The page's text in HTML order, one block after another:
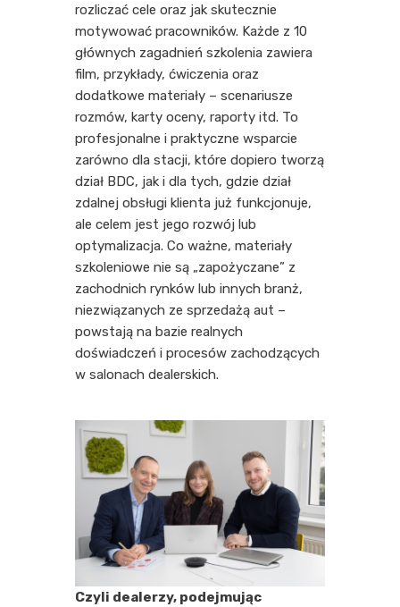
rozliczać cele oraz jak skutecznie
motywować pracowników. Każde z 10
głównych zagadnień szkolenia zawiera
film, przykłady, ćwiczenia oraz
dodatkowe materiały – scenariusze
rozmów, karty oceny, raporty itd. To
profesjonalne i praktyczne wsparcie
zarówno dla stacji, które dopiero tworzą
dział BDC, jak i dla tych, gdzie dział
zdalnej obsługi klienta już funkcjonuje,
ale celem jest jego rozwój lub
optymalizacja. Co ważne, materiały
szkoleniowe nie są „zapożyczane” z
zachodnich rynków lub innych branż,
niezwiązanych ze sprzedażą aut –
powstają na bazie realnych
doświadczeń i procesów zachodzących
w salonach dealerskich.
Czyli dealerzy, podejmując